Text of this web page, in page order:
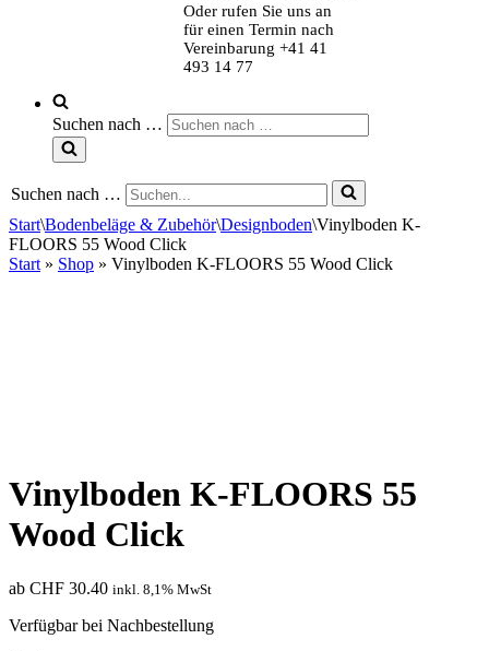
Oder rufen Sie uns an
für einen Termin nach
Vereinbarung +41 41
493 14 77
Suchen nach …
Suchen nach …
Start\Bodenbeläge & Zubehör\Designboden\Vinylboden K-
FLOORS 55 Wood Click
Start » Shop » Vinylboden K-FLOORS 55 Wood Click
Vinylboden K-FLOORS 55
Wood Click
ab CHF 30.40 inkl. 8,1% MwSt
Verfügbar bei Nachbestellung